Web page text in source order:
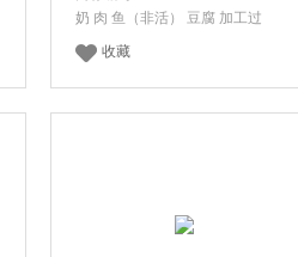
奶 肉 鱼（非活） 豆腐 加工过
收藏